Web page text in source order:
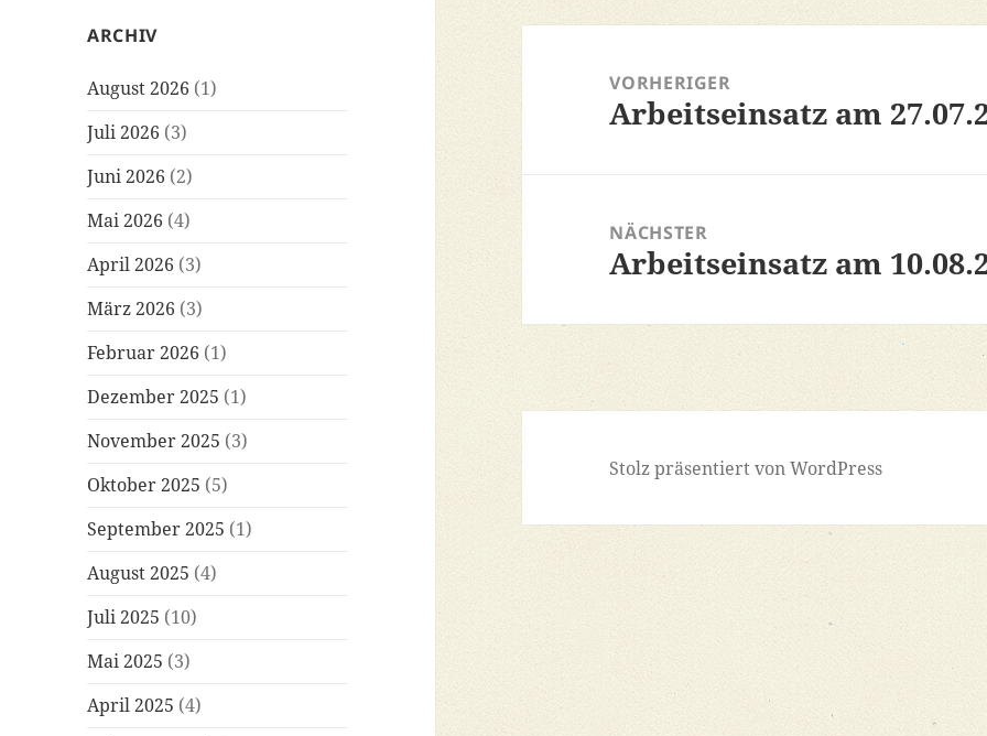
ARCHIV
August 2026 (1)
Juli 2026 (3)
Juni 2026 (2)
Mai 2026 (4)
April 2026 (3)
März 2026 (3)
Februar 2026 (1)
Dezember 2025 (1)
November 2025 (3)
Oktober 2025 (5)
September 2025 (1)
August 2025 (4)
Juli 2025 (10)
Mai 2025 (3)
April 2025 (4)
VORHERIGER
Vorheriger
Arbeitseinsatz am
NÄCHSTER
Nächster
Arbeitseinsatz am
Stolz präsentiert von WordPress